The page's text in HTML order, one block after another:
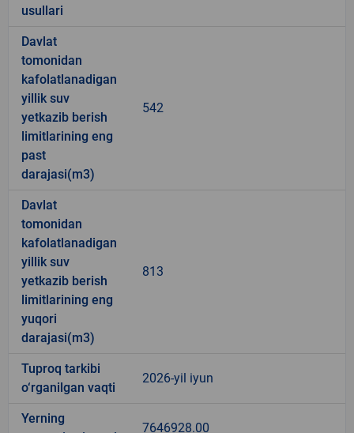
usullari
Davlat
tomonidan
kafolatlanadigan
yillik suv
yetkazib berish
limitlarining eng
past
darajasi(m3)
542
Davlat
tomonidan
kafolatlanadigan
yillik suv
yetkazib berish
limitlarining eng
yuqori
darajasi(m3)
813
Tuproq tarkibi
o‘rganilgan vaqti
2026-yil iyun
Yerning
7646928.00